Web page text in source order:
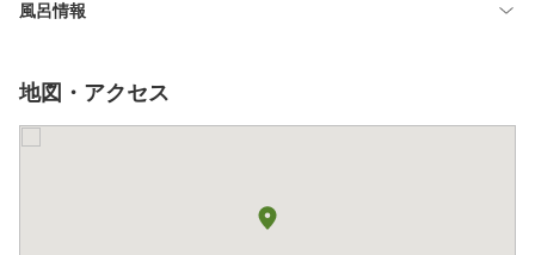
風呂情報
地図・アクセス